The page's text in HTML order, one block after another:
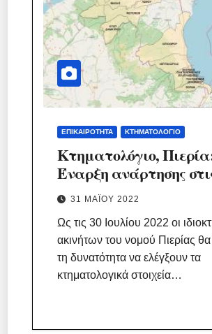
ΕΠΙΚΑΙΡΌΤΗΤΑ ΚΤΗΜΑΤΟΛΌΓΙΟ
Κτηματολόγιο,
Έναρξη ανάρτησης
31 ΜΑΪ́ΟΥ 2022
Ως τις 30 Ιουλίου 2022 οι
ακινήτων του νομού Πιερίας
τη δυνατότητα να ελέγξουν τα
κτηματολογικά στοιχεία…